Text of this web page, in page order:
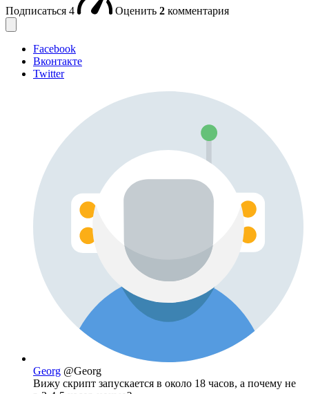
Подписаться 4 Оценить 2 комментария
Facebook
Вконтакте
Twitter
Georg @Georg
Вижу скрипт запускается в около 18 часов, а почему не